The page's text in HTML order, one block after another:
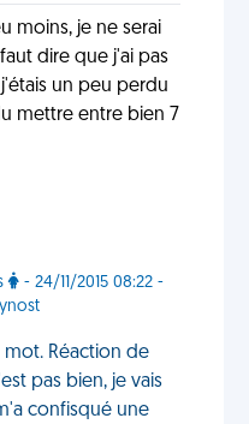
moins, je ne serai
dire que j'ai pas
un peu perdu
mettre entre bien 7
- 24/11/2015 08:22 -
Réaction de
pas bien, je vais
confisqué une